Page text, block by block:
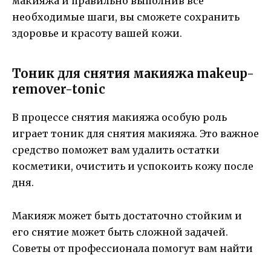
необходимые шаги, вы сможете сохранить
здоровье и красоту вашей кожи.
Тоник для снятия макияжа makeup-
remover-tonic
В процессе снятия макияжа особую роль
играет тоник для снятия макияжа. Это важное
средство поможет вам удалить остатки
косметики, очистить и успокоить кожу после
дня.
Макияж может быть достаточно стойким и
его снятие может быть сложной задачей.
Советы от профессионала помогут вам найти